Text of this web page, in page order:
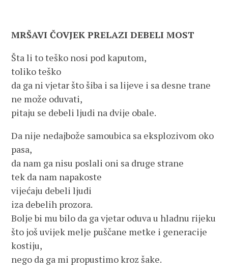
MRŠAVI ČOVJEK PRELAZI DEBELI MOST
Šta li to teško nosi pod kaputom,
toliko teško
da ga ni vjetar što šiba i sa lijeve i sa desne trane
ne može oduvati,
pitaju se debeli ljudi na dvije obale.
Da nije nedajbože samoubica sa eksplozivom oko
pasa,
da nam ga nisu poslali oni sa druge strane
tek da nam napakoste
vijećaju debeli ljudi
iza debelih prozora.
Bolje bi mu bilo da ga vjetar oduva u hladnu rijeku
što još uvijek melje puščane metke i generacije
kostiju,
nego da ga mi propustimo kroz šake.